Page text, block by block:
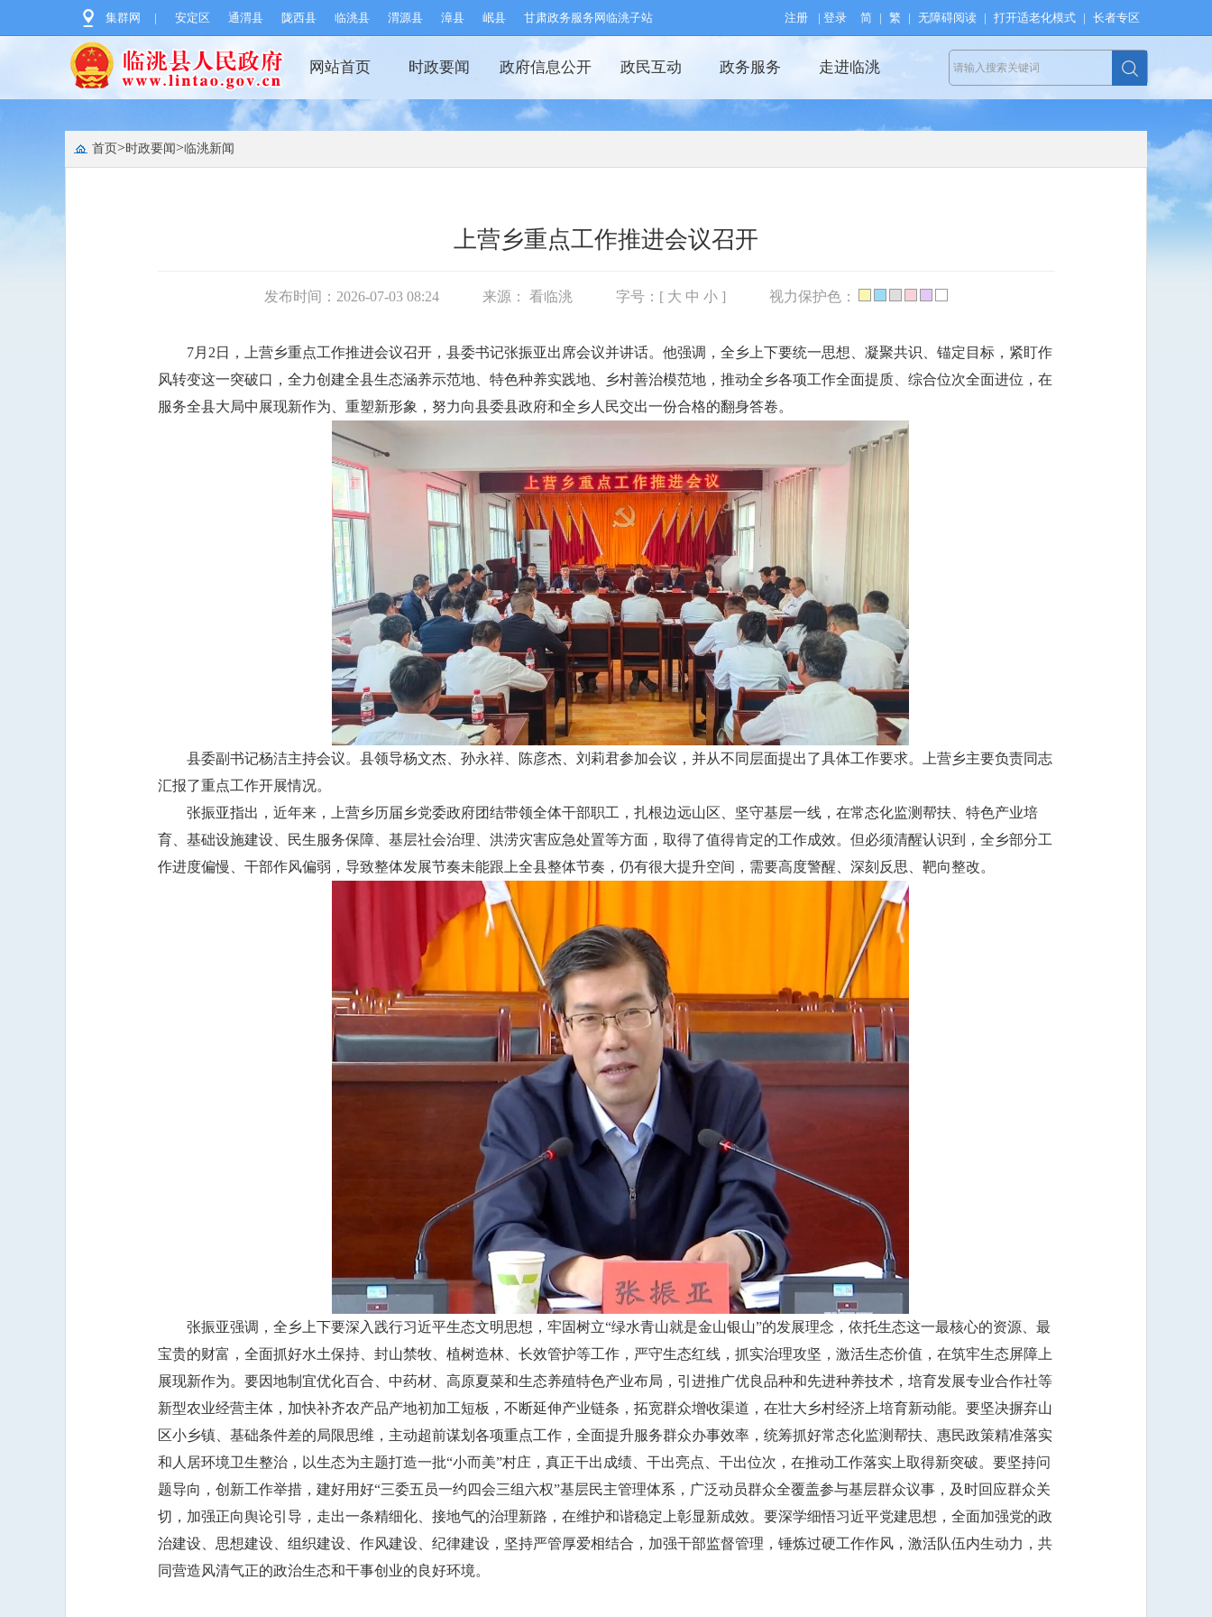
集群网 | 安定区 通渭县 陇西县 临洮县 渭源县 漳县 岷县 甘肃政务服务网临洮子站 注册 | 登录 简 | 繁 | 无障碍阅读 | 打开适老化模式 | 长者专区
网站首页 时政要闻 政府信息公开 政民互动 政务服务 走进临洮
首页>时政要闻>临洮新闻
上营乡重点工作推进会议召开
发布时间：2026-07-03 08:24 来源： 看临洮 字号：[ 大 中 小 ] 视力保护色：
7月2日，上营乡重点工作推进会议召开，县委书记张振亚出席会议并讲话。他强调，全乡上下要统一思想、凝聚共识、锚定目标，紧盯作
风转变这一突破口，全力创建全县生态涵养示范地、特色种养实践地、乡村善治模范地，推动全乡各项工作全面提质、综合位次全面进位，在
服务全县大局中展现新作为、重塑新形象，努力向县委县政府和全乡人民交出一份合格的翻身答卷。
县委副书记杨洁主持会议。县领导杨文杰、孙永祥、陈彦杰、刘莉君参加会议，并从不同层面提出了具体工作要求。上营乡主要负责同志
汇报了重点工作开展情况。
张振亚指出，近年来，上营乡历届乡党委政府团结带领全体干部职工，扎根边远山区、坚守基层一线，在常态化监测帮扶、特色产业培
育、基础设施建设、民生服务保障、基层社会治理、洪涝灾害应急处置等方面，取得了值得肯定的工作成效。但必须清醒认识到，全乡部分工
作进度偏慢、干部作风偏弱，导致整体发展节奏未能跟上全县整体节奏，仍有很大提升空间，需要高度警醒、深刻反思、靶向整改。
张振亚强调，全乡上下要深入践行习近平生态文明思想，牢固树立“绿水青山就是金山银山”的发展理念，依托生态这一最核心的资源、最
宝贵的财富，全面抓好水土保持、封山禁牧、植树造林、长效管护等工作，严守生态红线，抓实治理攻坚，激活生态价值，在筑牢生态屏障上
展现新作为。要因地制宜优化百合、中药材、高原夏菜和生态养殖特色产业布局，引进推广优良品种和先进种养技术，培育发展专业合作社等
新型农业经营主体，加快补齐农产品产地初加工短板，不断延伸产业链条，拓宽群众增收渠道，在壮大乡村经济上培育新动能。要坚决摒弃山
区小乡镇、基础条件差的局限思维，主动超前谋划各项重点工作，全面提升服务群众办事效率，统筹抓好常态化监测帮扶、惠民政策精准落实
和人居环境卫生整治，以生态为主题打造一批“小而美”村庄，真正干出成绩、干出亮点、干出位次，在推动工作落实上取得新突破。要坚持问
题导向，创新工作举措，建好用好“三委五员一约四会三组六权”基层民主管理体系，广泛动员群众全覆盖参与基层群众议事，及时回应群众关
切，加强正向舆论引导，走出一条精细化、接地气的治理新路，在维护和谐稳定上彰显新成效。要深学细悟习近平党建思想，全面加强党的政
治建设、思想建设、组织建设、作风建设、纪律建设，坚持严管厚爱相结合，加强干部监督管理，锤炼过硬工作作风，激活队伍内生动力，共
同营造风清气正的政治生态和干事创业的良好环境。